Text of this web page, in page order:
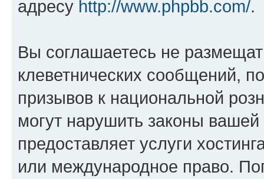
адресу http://www.phpbb.com/.
Вы соглашаетесь не
клеветнических сообщений,
призывов к национальной
могут нарушить законы
предоставляет услуги
или международное право.